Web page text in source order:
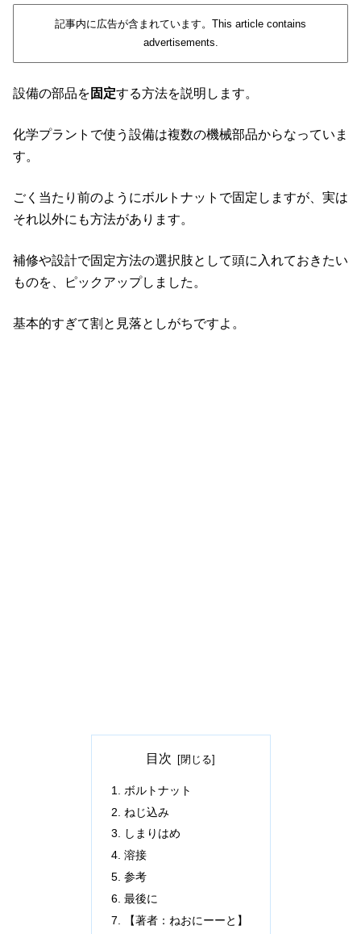
記事内に広告が含まれています。This article contains
advertisements.
設備の部品を 固定する方法を説明します。
化学プラントで使う設備は複数の機械部品からなっていま
す。
ごく当たり前のようにボルトナットで固定しますが、実は
それ以外にも方法があります。
補修や設計で固定方法の選択肢として頭に入れておきたい
ものを、ピックアップしました。
基本的すぎて割と見落としがちですよ。
目次
ボルトナット
ねじ込み
しまりはめ
溶接
参考
最後に
【著者：ねおにーーと】